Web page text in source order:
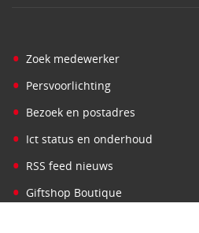
• Zoek medewerker
• Persvoorlichting
• Bezoek en postadres
• Ict status en onderhoud
• RSS feed nieuws
• Giftshop Boutique